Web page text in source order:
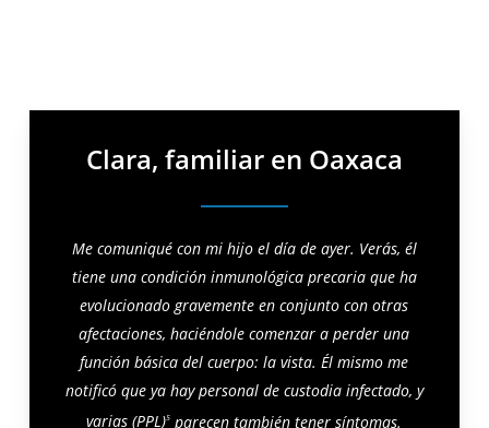
Clara, familiar en Oaxaca
Me comuniqué con mi hijo el día de ayer. Verás, él
tiene una condición inmunológica precaria que ha
evolucionado gravemente en conjunto con otras
afectaciones, haciéndole comenzar a perder una
función básica del cuerpo: la vista. Él mismo me
notificó que ya hay personal de custodia infectado, y
varias (PPL)5 parecen también tener síntomas.